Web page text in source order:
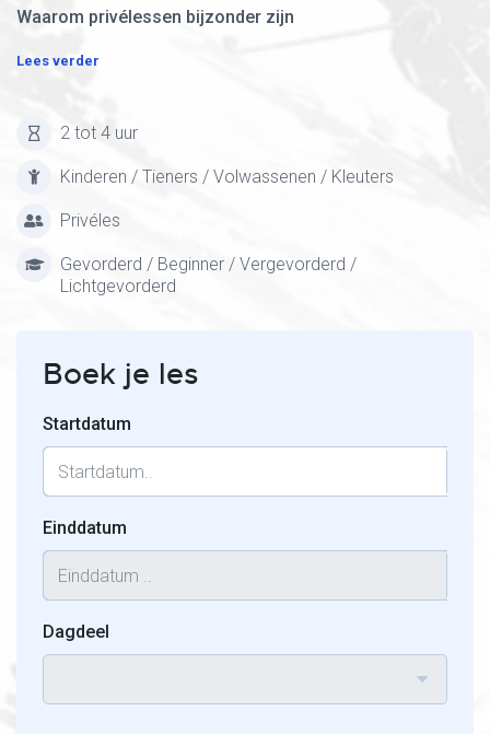
Waarom privélessen bijzonder zijn
Lees verder
2 tot 4 uur
Kinderen / Tieners / Volwassenen / Kleuters
Privéles
Gevorderd / Beginner / Vergevorderd /
Lichtgevorderd
Boek je les
Startdatum
Einddatum
Dagdeel